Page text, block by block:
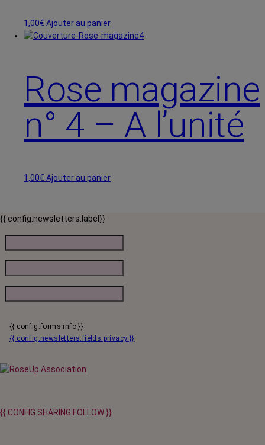
1,00€ Ajouter au panier
Rose magazine
n° 4 – A l’unité
1,00€ Ajouter au panier
{{ config.newsletters.label}}
{{ config.forms.info }}
{{ config.newsletters.fields.privacy }}
{{ CONFIG.SHARING.FOLLOW }}